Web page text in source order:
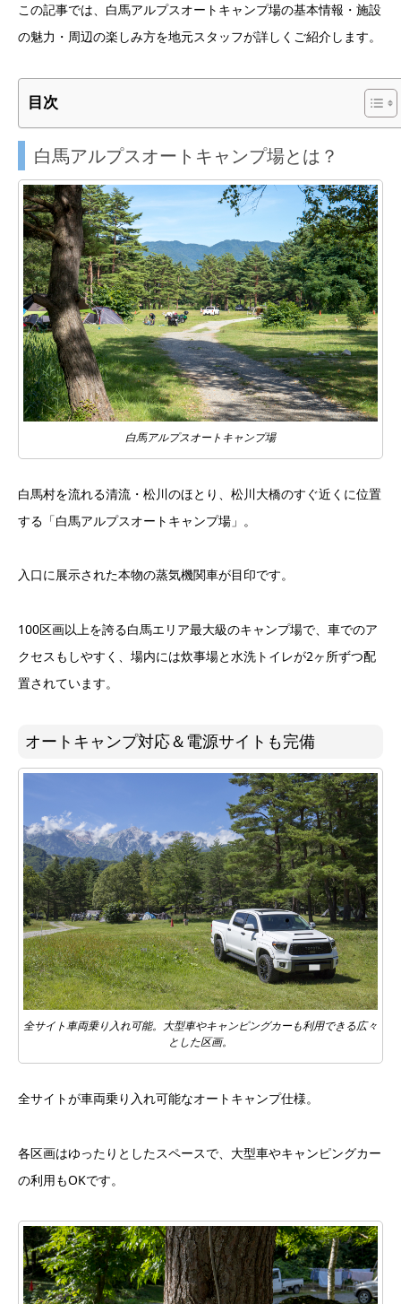
この記事では、白馬アルプスオートキャンプ場の基本情報・施設
の魅力・周辺の楽しみ方を地元スタッフが詳しくご紹介します。
目次
白馬アルプスオートキャンプ場とは？
白馬アルプスオートキャンプ場
白馬村を流れる清流・松川のほとり、松川大橋のすぐ近くに位置
する「白馬アルプスオートキャンプ場」。
入口に展示された本物の蒸気機関車が目印です。
100区画以上を誇る白馬エリア最大級のキャンプ場で、車でのア
クセスもしやすく、場内には炊事場と水洗トイレが2ヶ所ずつ配
置されています。
オートキャンプ対応＆電源サイトも完備
全サイト車両乗り入れ可能。大型車やキャンピングカーも利用できる広々
とした区画。
全サイトが車両乗り入れ可能なオートキャンプ仕様。
各区画はゆったりとしたスペースで、大型車やキャンピングカー
の利用もOKです。